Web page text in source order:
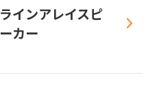
ラインアレイスピ
ーカー